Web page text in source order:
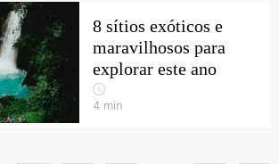
8 sítios exóticos e
maravilhosos para
explorar este ano
4 min